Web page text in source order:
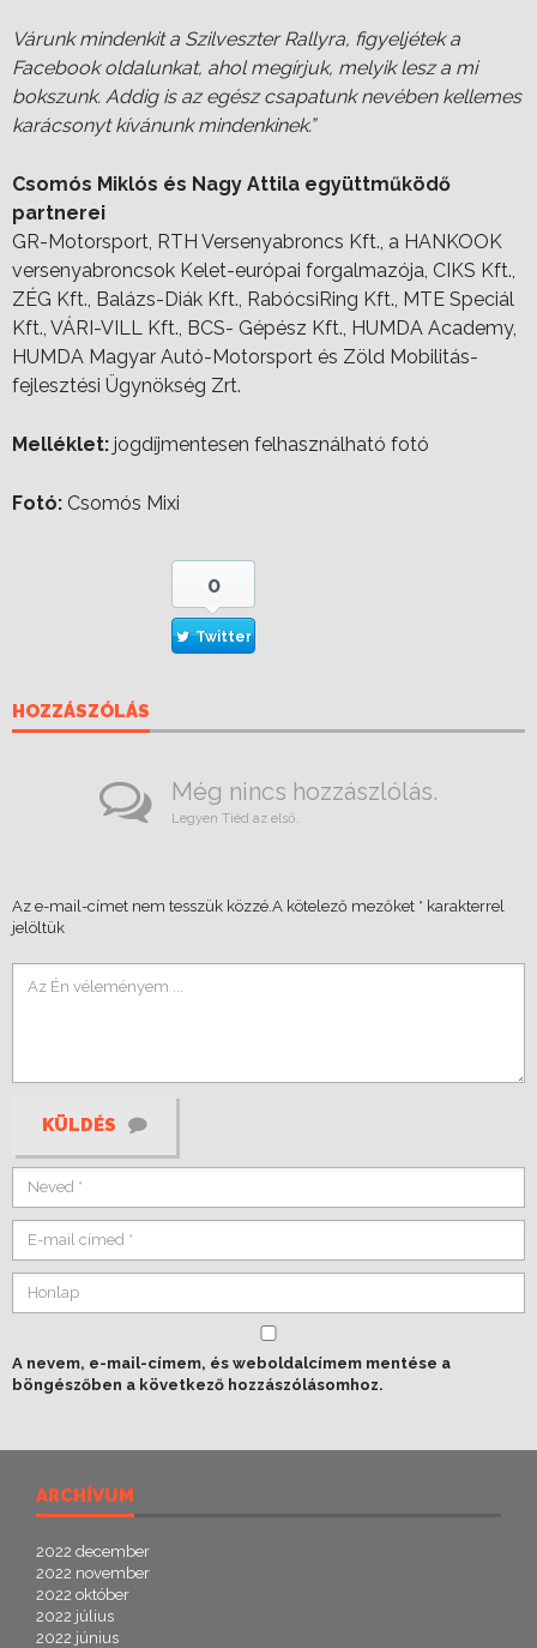
Várunk mindenkit a Szilveszter Rallyra, figyeljétek a
Facebook oldalunkat, ahol megírjuk, melyik lesz a mi
bokszunk. Addig is az egész csapatunk nevében kellemes
karácsonyt kívánunk mindenkinek.”
Csomós Miklós és Nagy Attila együttműködő
partnerei
GR-Motorsport, RTH Versenyabroncs Kft., a HANKOOK
versenyabroncsok Kelet-európai forgalmazója, CIKS Kft.,
ZÉG Kft., Balázs-Diák Kft., RabócsiRing Kft., MTE Speciál
Kft., VÁRI-VILL Kft., BCS- Gépész Kft., HUMDA Academy,
HUMDA Magyar Autó-Motorsport és Zöld Mobilitás-
fejlesztési Ügynökség Zrt.
Melléklet: jogdíjmentesen felhasználható fotó
Fotó: Csomós Mixi
0
Twitter
HOZZÁSZÓLÁS
Még nincs hozzászlólás.
Legyen Tiéd az első.
Az e-mail-címet nem tesszük közzé. A kötelező mezőket * karakterrel
jelöltük
KÜLDÉS
A nevem, e-mail-címem, és weboldalcímem mentése a
böngészőben a következő hozzászólásomhoz.
ARCHÍVUM
2022 december
2022 november
2022 október
2022 július
2022 június